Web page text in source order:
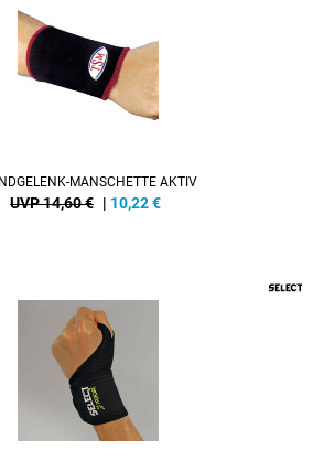
MANSCHETTE AKTIV
UVP 14,60 € | 10,22€